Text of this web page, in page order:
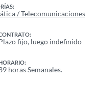
/ Telecomunicaciones
fijo, luego indefinido
horas Semanales.